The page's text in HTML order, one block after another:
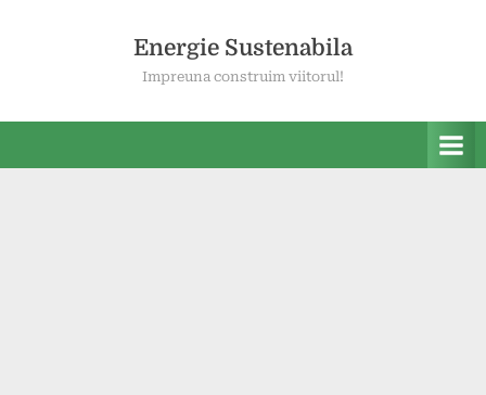
Energie Sustenabila
Impreuna construim viitorul!